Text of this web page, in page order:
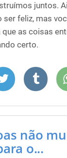
juntos.
ser feliz, mas
as coisas
certo.
não
o...